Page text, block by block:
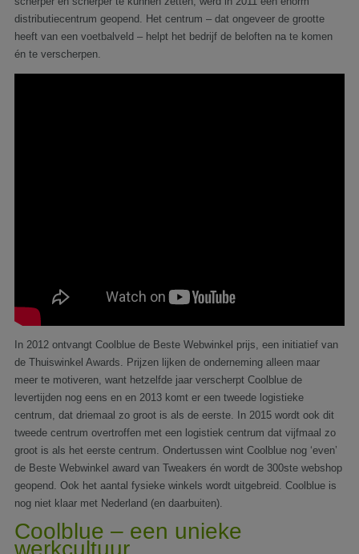
distributiecentrum geopend. Het centrum – dat ongeveer de grootte
heeft van een voetbalveld – helpt het bedrijf de beloften na te komen
én te verscherpen.
In 2012 ontvangt Coolblue de Beste Webwinkel prijs, een initiatief van
de Thuiswinkel Awards. Prijzen lijken de onderneming alleen maar
meer te motiveren, want hetzelfde jaar verscherpt Coolblue de
levertijden nog eens en en 2013 komt er een tweede logistieke
centrum, dat driemaal zo groot is als de eerste. In 2015 wordt ook dit
tweede centrum overtroffen met een logistiek centrum dat vijfmaal zo
groot is als het eerste centrum. Ondertussen wint Coolblue nog ‘even’
de Beste Webwinkel award van Tweakers én wordt de 300ste webshop
geopend. Ook het aantal fysieke winkels wordt uitgebreid. Coolblue is
nog niet klaar met Nederland (en daarbuiten).
Coolblue – een unieke